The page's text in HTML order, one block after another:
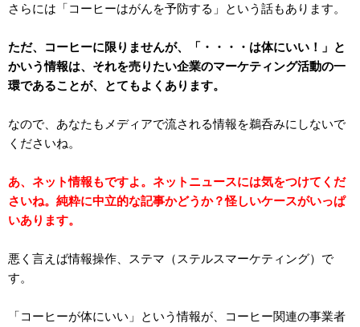
さらには「コーヒーはがんを予防する」という話もあります。
ただ、コーヒーに限りませんが、「・・・・は体にいい！」と
かいう情報は、それを売りたい企業のマーケティング活動の一
環であることが、とてもよくあります。
なので、あなたもメディアで流される情報を鵜呑みにしないで
くださいね。
あ、ネット情報もですよ。ネットニュースには気をつけてくだ
さいね。純粋に中立的な記事かどうか？怪しいケースがいっぱ
いあります。
悪く言えば情報操作、ステマ（ステルスマーケティング）で
す。
「コーヒーが体にいい」という情報が、コーヒー関連の事業者